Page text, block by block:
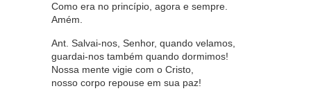
Como era no princípio, agora e sempre.
Amém.
Ant. Salvai-nos, Senhor, quando velamos,
guardai-nos também quando dormimos!
Nossa mente vigie com o Cristo,
nosso corpo repouse em sua paz!